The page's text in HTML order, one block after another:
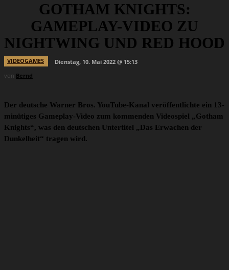
GOTHAM KNIGHTS:
GAMEPLAY-VIDEO ZU
NIGHTWING UND RED HOOD
VIDEOGAMES
Dienstag, 10. Mai 2022 @ 15:13
von Bernd
Der deutsche Warner Bros. YouTube-Kanal veröffentlichte ein 13-
minütiges Gameplay-Video zum kommenden Videospiel „Gotham
Knights“, was den deutschen Untertitel „Das Erwachen der
Dunkelheit“ tragen wird.